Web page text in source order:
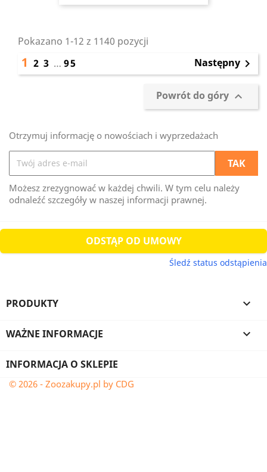
Pokazano 1-12 z 1140 pozycji
1 2 3 … 95 Następny 
Powrót do góry 
Otrzymuj informację o nowościach i wyprzedażach
Możesz zrezygnować w każdej chwili. W tym celu należy
odnaleźć szczegóły w naszej informacji prawnej.
ODSTĄP OD UMOWY
Śledź status odstąpienia
PRODUKTY 
WAŻNE INFORMACJE 
INFORMACJA O SKLEPIE
© 2026 - Zoozakupy.pl by CDG